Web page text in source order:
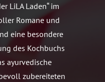
LiLA Laden“ im
Romane und
eine besondere
des Kochbuchs
ayurvedische
zubereiteten